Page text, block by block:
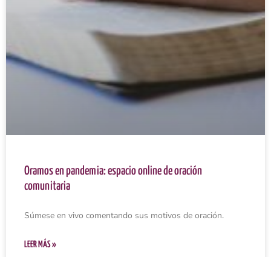
Oramos en pandemia: espacio online de oración
comunitaria
Súmese en vivo comentando sus motivos de oración.
LEER MÁS »